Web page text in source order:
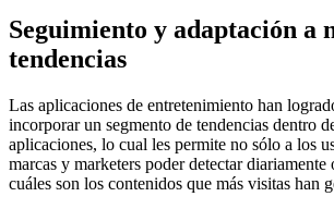
Seguimiento y adaptación a
tendencias
Las aplicaciones de entretenimiento han
incorporar un segmento de tendencias dentro
aplicaciones, lo cual les permite no sólo a los
marcas y marketers poder detectar diariamente
cuáles son los contenidos que más visitas han